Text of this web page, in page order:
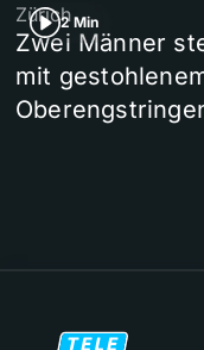
2 Min
Zürich
Zwei Männer
mit